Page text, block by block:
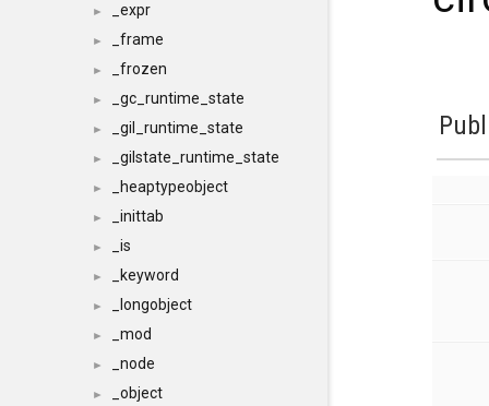
► _expr
► _frame
► _frozen
► _gc_runtime_state
► _gil_runtime_state
► _gilstate_runtime_state
► _heaptypeobject
► _inittab
► _is
► _keyword
► _longobject
► _mod
► _node
► _object